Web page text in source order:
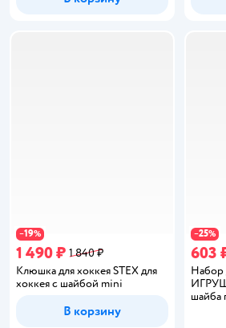
−19%
1 490 ₽ 1 840 ₽
Клюшка для хоккея STEX для
хоккея с шайбой mini
В корзину
−25%
603
Набор
шайба